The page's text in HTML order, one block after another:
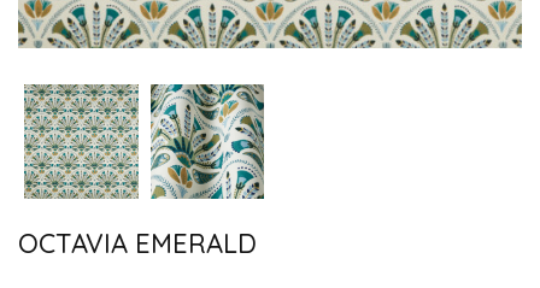
OCTAVIA EMERALD